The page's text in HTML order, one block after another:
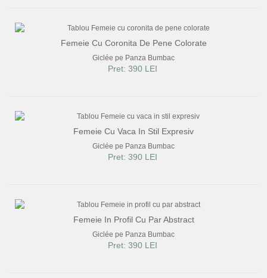
Femeie Cu Coronita De Pene Colorate
Giclée pe Panza Bumbac
Pret: 390 LEI
Femeie Cu Vaca In Stil Expresiv
Giclée pe Panza Bumbac
Pret: 390 LEI
Femeie In Profil Cu Par Abstract
Giclée pe Panza Bumbac
Pret: 390 LEI